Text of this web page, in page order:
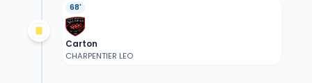
68'
Carton
CHARPENTIER LEO